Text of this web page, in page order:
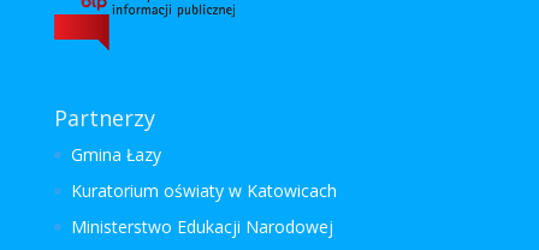
Partnerzy
Gmina Łazy
Kuratorium oświaty w Katowicach
Ministerstwo Edukacji Narodowej